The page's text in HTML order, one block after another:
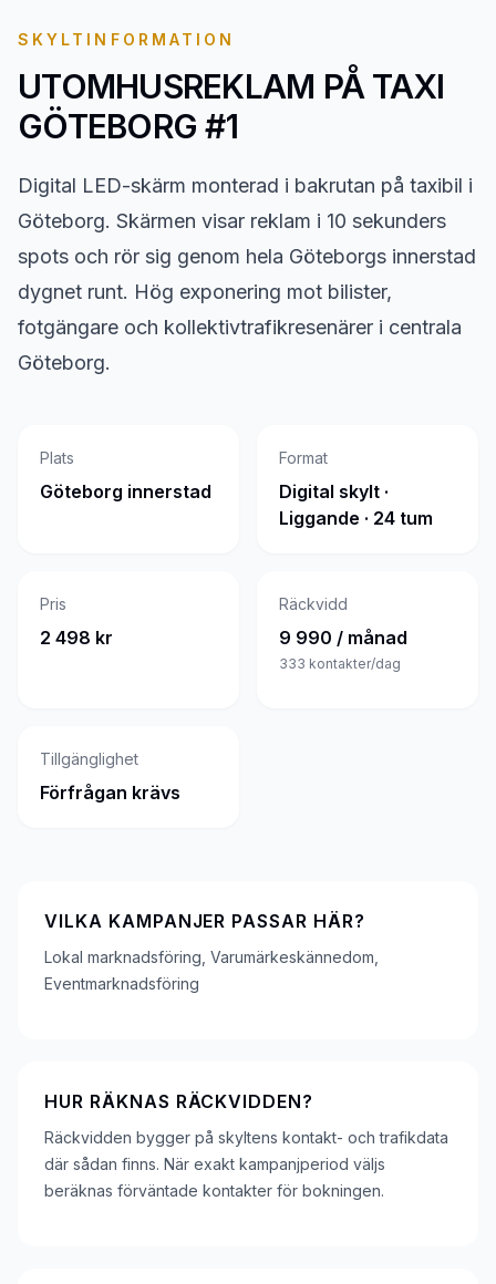
SKYLTINFORMATION
UTOMHUSREKLAM PÅ TAXI
GÖTEBORG #1
Digital LED-skärm monterad i bakrutan på taxibil i
Göteborg. Skärmen visar reklam i 10 sekunders
spots och rör sig genom hela Göteborgs innerstad
dygnet runt. Hög exponering mot bilister,
fotgängare och kollektivtrafikresenärer i centrala
Göteborg.
Plats
Göteborg innerstad
Format
Digital skylt ·
Liggande · 24 tum
Pris
2 498 kr
Räckvidd
9 990 / månad
333 kontakter/dag
Tillgänglighet
Förfrågan krävs
VILKA KAMPANJER PASSAR HÄR?
Lokal marknadsföring, Varumärkeskännedom,
Eventmarknadsföring
HUR RÄKNAS RÄCKVIDDEN?
Räckvidden bygger på skyltens kontakt- och trafikdata
där sådan finns. När exakt kampanjperiod väljs
beräknas förväntade kontakter för bokningen.